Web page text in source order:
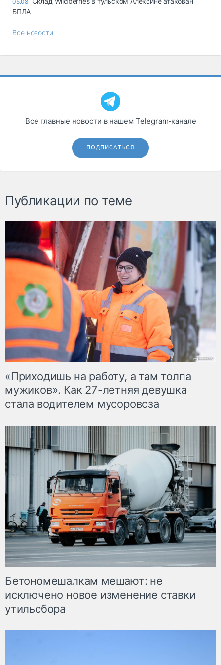
05.08
БПЛА
Все новости
Все главные новости в нашем Telegram‑канале
ПОДПИСАТЬСЯ
Публикации по теме
«Приходишь на работу, а там толпа
мужиков». Как 27-летняя девушка
стала водителем мусоровоза
Бетономешалкам мешают: не
исключено новое изменение ставки
утильсбора